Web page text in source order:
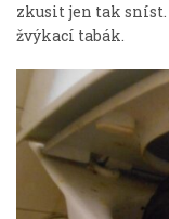
zkusit jen tak
žvýkací tabák.